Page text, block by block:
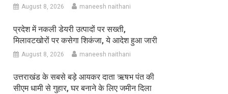
August 8, 2026 maneesh naithani
प्रदेश में नकली डेयरी उत्पादों पर सख्ती,
मिलावटखोरों पर कसेगा शिकंजा, ये आदेश हुआ जारी
August 8, 2026 maneesh naithani
उत्तराखंड के सबसे बड़े आयकर दाता ऋषभ पंत की
सीएम धामी से गुहार, घर बनाने के लिए जमीन दिला